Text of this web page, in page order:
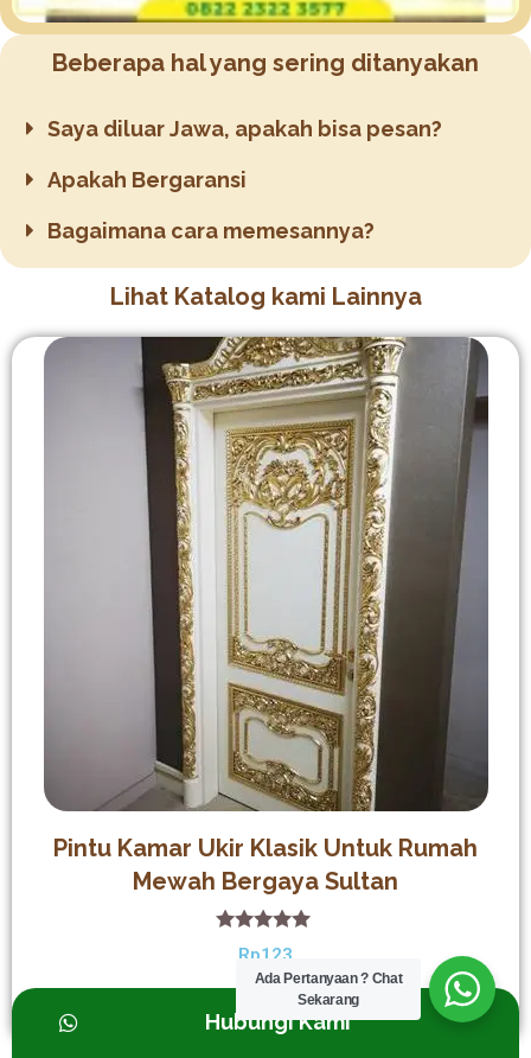
Beberapa hal yang sering ditanyakan
Saya diluar Jawa, apakah bisa pesan?
Apakah Bergaransi
Bagaimana cara memesannya?
Lihat Katalog kami Lainnya
Pintu Kamar Ukir Klasik Untuk Rumah
Mewah Bergaya Sultan
5.00
out of 5
Rp123
Add to cart
Hubungi Kami
Ada Pertanyaan ? Chat
Sekarang